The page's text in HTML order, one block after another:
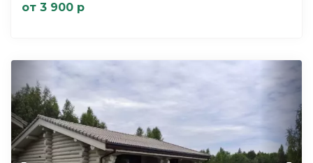
от 3 900 р